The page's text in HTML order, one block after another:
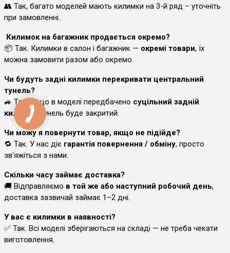
👥 Так, багато моделей мають килимки на 3-й ряд – уточніть
при замовленні.
Килимок на багажник продається окремо?
📦 Так. Килимки в салон і багажник — окремі товари, їх
можна замовити разом або окремо.
Чи будуть задні килимки перекривати центральний
тунель?
🚙 Так, якщо в моделі передбачено суцільний задній
килимок
, тунель буде закритий.
Чи можу я повернути товар, якщо не підійде?
🔁 Так. У нас діє гарантія повернення / обміну, просто
зв'яжіться з нами.
Скільки часу займає доставка?
🚚 Відправляємо в той же або наступний робочий день,
доставка зазвичай займає 1–2 дні.
У вас є килимки в наявності?
✅ Так. Всі моделі зберігаються на складі — не треба чекати
виготовлення.